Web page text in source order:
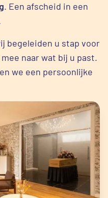
. Een afscheid in een
begeleiden u stap voor
naar wat bij u past.
we een persoonlijke